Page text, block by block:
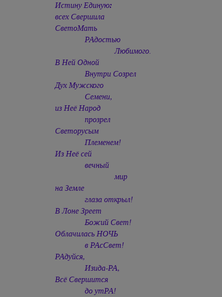
Истину Единую:
всех Свершила
СветоМать
РАдостью
Любимого.
В Ней Одной
Внутри Созрел
Дух Мужского
Семени,
из Неё Народ
прозрел
Светорусым
Племенем!
Из Неё сей
вечный
мир
на Земле
глаза открыл!
В Лоне Зреет
Божий Свет!
Облачилась НОЧЬ
в РАсСвет!
РАдуйся,
Изида-РА,
Всё Свершится
до утРА!